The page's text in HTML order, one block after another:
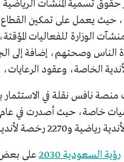
حقوق تسمية المنشآت الرياضية
حيث يعمل على تمكين القطاع
الوزارة للفعاليات
الناس وصحتهم، إضافة إلى
الخاصة، وعقود
نافس نقلة في الاستثمار
و2270 رخصة لأندية الغوص.
رؤية السعودية 2030
على بعض